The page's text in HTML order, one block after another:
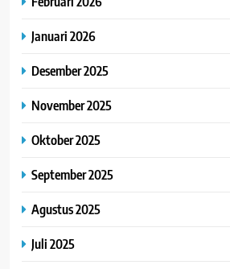
Januari 2026
Desember 2025
November 2025
Oktober 2025
September 2025
Agustus 2025
Juli 2025